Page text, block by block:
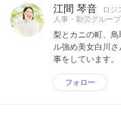
江間 琴音
ロジ
人事・勤労グループ
梨とカニの町、
ル強め美女白川
事をしています
フォロー